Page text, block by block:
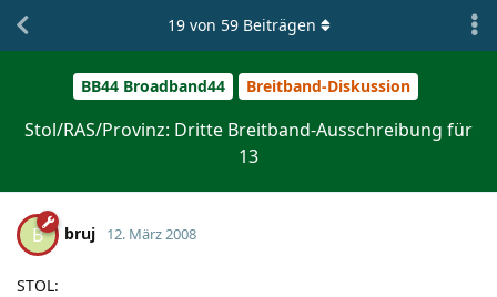
BB44 Broadband44 Breitband-Diskussion
Stol/RAS/Provinz: Dritte Breitband-Ausschreibung für
13
19von 59Beiträgen
B bruj 12. März 2008
STOL: